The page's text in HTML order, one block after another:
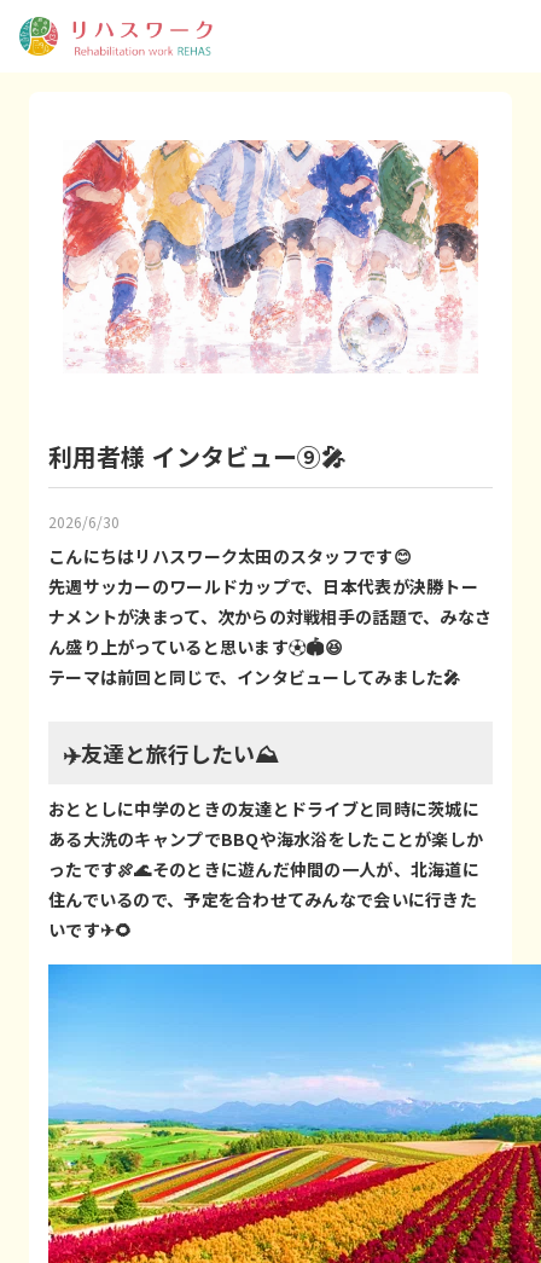
利用者様 インタビュー⑨🎤
2026/6/30
こんにちはリハスワーク太田のスタッフです😊
先週サッカーのワールドカップで、日本代表が決勝トー
ナメントが決まって、次からの対戦相手の話題で、みなさ
ん盛り上がっていると思います⚽🏟️😆
テーマは前回と同じで、インタビューしてみました🎤
✈️友達と旅行したい⛰️
おととしに中学のときの友達とドライブと同時に茨城に
ある大洗のキャンプでBBQや海水浴をしたことが楽しか
ったです🍖🌊そのときに遊んだ仲間の一人が、北海道に
住んでいるので、予定を合わせてみんなで会いに行きた
いです✈🌻